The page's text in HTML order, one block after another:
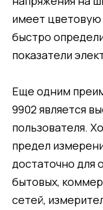
имеет
быстро
показатели
Еще одним
9902 является
пользователя.
предел
достаточно для
бытовых,
сетей,